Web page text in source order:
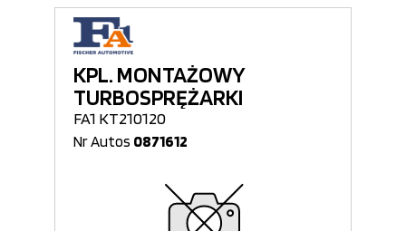
KPL. MONTAŻOWY
TURBOSPRĘŻARKI
FA1 KT210120
Nr Autos 0871612